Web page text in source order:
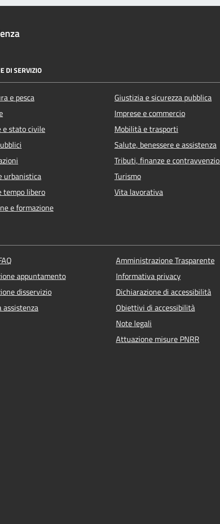
DI SERVIZIO
e pesca
e stato civile
urbanistica
tempo libero
e formazione
Giustizia e sicurezza pubblica
Imprese e commercio
Mobilità e trasporti
Salute, benessere e assistenza
Tributi, finanze e
Turismo
Vita lavorativa
appuntamento
disservizio
assistenza
Amministrazione Trasparente
Informativa privacy
Dichiarazione di accessibilità
Obiettivi di accessibilità
Note legali
Attuazione misure PNRR